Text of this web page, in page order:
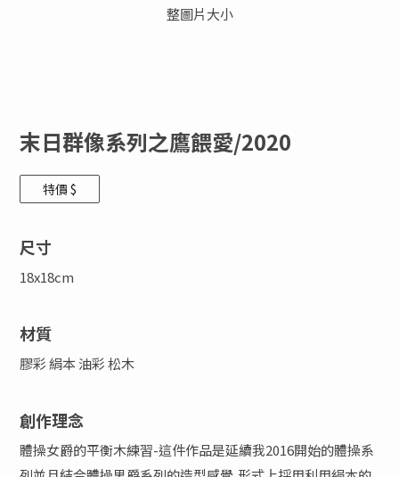
整圖片大小
末日群像系列之鷹餵愛/2020
特價 $
尺寸
18x18cm
材質
膠彩 絹本 油彩 松木
創作理念
體操女爵的平衡木練習-這件作品是延續我2016開始的體操系